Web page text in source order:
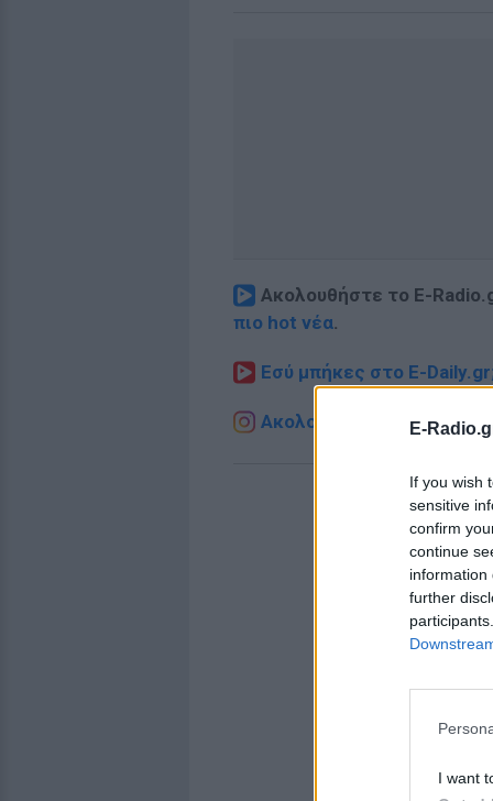
E-
If you wish
sensitive
confirm
continue
information
further
I want
Ακολουθήστε το E-
πιο hot νέα.
Εσύ μπήκες στο E-
Ακολουθήστε το E-